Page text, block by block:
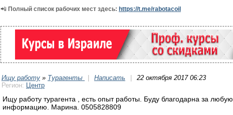
📲 Полный список рабочих мест здесь: https://t.me/rabotacoil
Ищу работу » Турагенты | Написать |
22 октября 2017 06:23
Регион: Центр
Ищу работу турагента , есть опыт работы. Буду благодарна за любую
информацию. Марина. 0505828809